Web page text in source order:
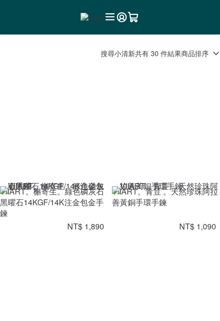
搜尋小清新共有 30 件結果商品排序
VIIART。槲寄生。綠色磷灰石
黑曜石14KGF/14K注金包金手
鍊
NT$ 1,890
VIIART。青荳 。天然珍珠阿拉
善黃銅手環手鍊
NT$ 1,090